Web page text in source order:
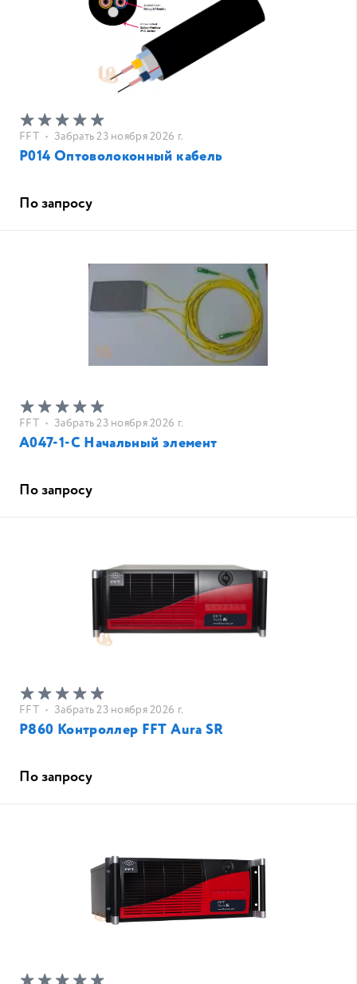
FFT • Забрать 23 ноября 2026 г.
P014 Оптоволоконный кабель
По запросу
FFT • Забрать 23 ноября 2026 г.
A047-1-C Начальный элемент
По запросу
FFT • Забрать 23 ноября 2026 г.
P860 Контроллер FFT Aura SR
По запросу